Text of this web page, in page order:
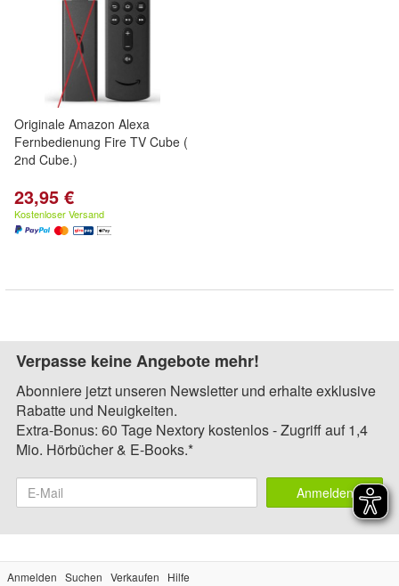
Originale Amazon Alexa
Fernbedienung Fire TV Cube (
2nd Cube.)
23,95 €
Kostenloser Versand
Verpasse keine Angebote mehr!
Abonniere jetzt unseren Newsletter und erhalte exklusive
Rabatte und Neuigkeiten.
Extra-Bonus: 60 Tage Nextory kostenlos - Zugriff auf 1,4
Mio. Hörbücher & E-Books.*
Anmelden
Anmelden Suchen Verkaufen
Hilfe